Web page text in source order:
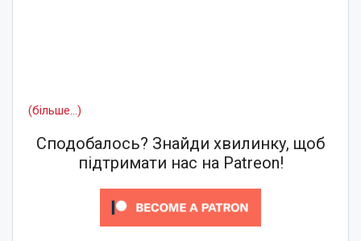
(більше…)
Сподобалось? Знайди хвилинку, щоб
підтримати нас на Patreon!